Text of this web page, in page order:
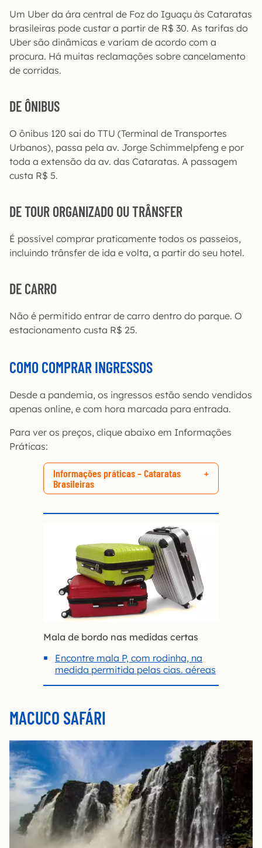
Um Uber da ára central de Foz do Iguaçu às Cataratas
brasileiras pode custar a partir de R$ 30. As tarifas do
Uber são dinâmicas e variam de acordo com a
procura. Há muitas reclamações sobre cancelamento
de corridas.
DE ÔNIBUS
O ônibus 120 sai do TTU (Terminal de Transportes
Urbanos), passa pela av. Jorge Schimmelpfeng e por
toda a extensão da av. das Cataratas. A passagem
custa R$ 5.
DE TOUR ORGANIZADO OU TRÂNSFER
É possível comprar praticamente todos os passeios,
incluindo trânsfer de ida e volta, a partir do seu hotel.
DE CARRO
Não é permitido entrar de carro dentro do parque. O
estacionamento custa R$ 25.
COMO COMPRAR INGRESSOS
Desde a pandemia, os ingressos estão sendo vendidos
apenas online, e com hora marcada para entrada.
Para ver os preços, clique abaixo em Informações
Práticas:
Informações práticas – Cataratas
Brasileiras
Mala de bordo nas medidas certas
Encontre mala P, com rodinha, na
medida permitida pelas cias. aéreas
MACUCO SAFÁRI